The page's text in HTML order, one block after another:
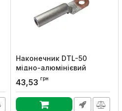
Наконечник DTL-50
мідно-алюмінієвий
кабельний, UEC
Артикул:
43,53 грн